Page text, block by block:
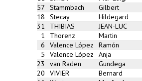
57
Stammbach Gilbert
18
Stecay Hildegard
31
THIBIAS JEAN-LUC
1
Thorenz Martin
6
Valence López Ramón
5 Valence López Anja
23 van Raden Gundega
20
VIVIER Bernard